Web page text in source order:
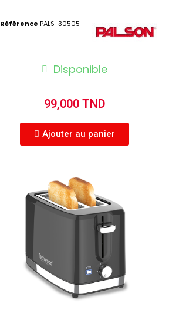
Référence PALS-30505
Disponible
99,000 TND
Ajouter au panier